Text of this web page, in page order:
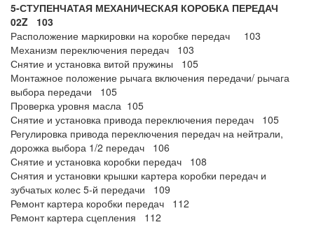
5-СТУПЕНЧАТАЯ МЕХАНИЧЕСКАЯ КОРОБКА ПЕРЕДАЧ
02Z 103
Расположение маркировки на коробке передач 103
Механизм переключения передач 103
Снятие и установка витой пружины 105
Монтажное положение рычага включения передачи/ рычага
выбора передачи 105
Проверка уровня масла 105
Снятие и установка привода переключения передач 105
Регулировка привода переключения передач на нейтрали,
дорожка выбора 1/2 передач 106
Снятие и установка коробки передач 108
Снятия и установки крышки картера коробки передач и
зубчатых колес 5-й передачи 109
Ремонт картера коробки передач 112
Ремонт картера сцепления 112